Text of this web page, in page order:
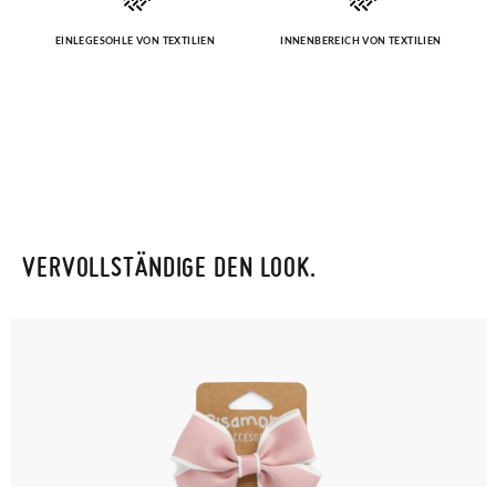
EINLEGESOHLE VON TEXTILIEN INNENBEREICH VON TEXTILIEN
VERVOLLSTÄNDIGE DEN LOOK.